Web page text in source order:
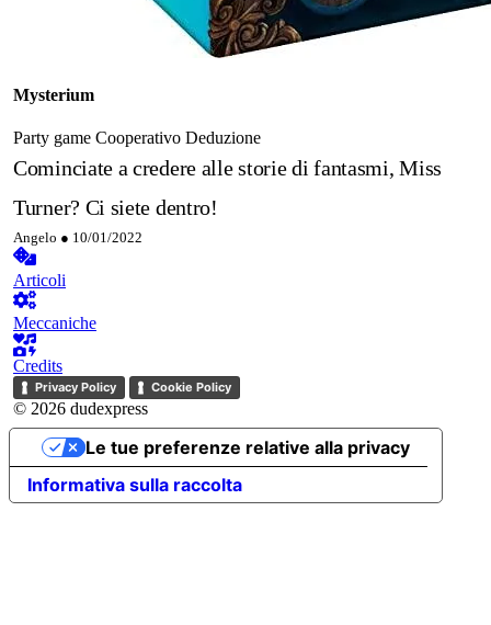
Mysterium
Party game Cooperativo Deduzione
Cominciate a credere alle storie di fantasmi, Miss
Turner? Ci siete dentro!
Angelo ● 10/01/2022
Articoli
Meccaniche
Credits
Privacy Policy Cookie Policy
© 2026 dudexpress
Informativa sulla raccolta
Le tue preferenze relative alla privacy